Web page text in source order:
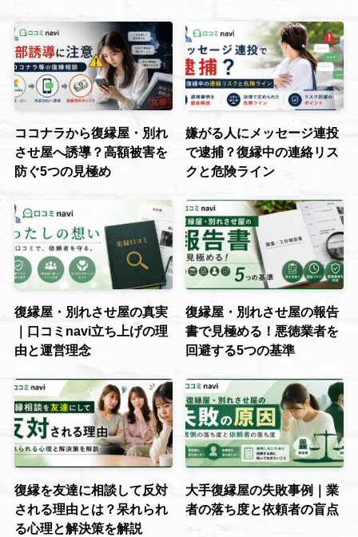
ココナラから復縁屋・別れ
させ屋へ誘導？高額被害を
防ぐ5つの見極め
嫌がる人にメッセージ連投
で逮捕？復縁中の連絡リス
クと危険ライン
復縁屋・別れさせ屋の真実
｜口コミnavi立ち上げの理
由と運営理念
復縁屋・別れさせ屋の報告
書で見極める！悪徳業者を
回避する5つの基準
復縁を友達に相談して反対
される理由とは？呆れられ
る心理と解決策を解説
大手復縁屋の失敗事例｜業
者の落ち度と依頼者の盲点